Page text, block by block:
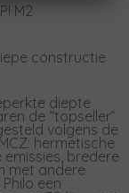
M2
constructie
diepte
de “topseller”
volgens de
hermetische
bredere
met andere
een